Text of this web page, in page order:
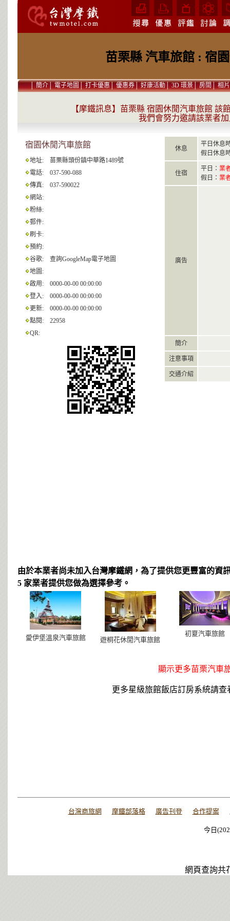
苗栗縣 汽車旅館 : 宿
│簡介│電子地圖│打卡優惠│優惠券│好康活動│3D 環景│房間│相片
【摩鐵訊息】苗栗縣 宿園休閒汽車旅館 該
我們會努力邀請該業者
宿園休閒汽車旅館
地址:
苗栗縣頭份鎮中華路1489號
電話:
037-590-088
傳真:
037-590022
網站:
粉絲:
郵件:
刷卡:
預約:
谷歌:
查詢GoogleMap電子地圖
地圖:
啟用:
0000-00-00 00:00:00
登入:
0000-00-00 00:00:00
更新:
0000-00-00 00:00:00
點閱:
22958
QR:
休息
平日休息
假日休息
住宿
平日： 業
假日： 業
廣告
簡介
注意事項
交通介紹
由於本業者尚未加入台灣摩鐵網，為了提供您更豐富的資
5 家業者提供您做為選擇參考。
愛伊堡溫泉汽車旅館 遊桐花休閒汽車旅館
初夏汽車旅館
顯示更多苗栗汽車
更多星級旅館飯店訂房系統請查
台灣商旅網 摩鐵部落格 廣告刊登 合作提案
今日
網頁查詢共